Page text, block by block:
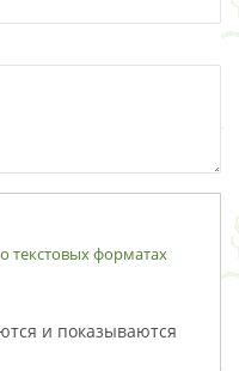
текстовых форматах
и показываются